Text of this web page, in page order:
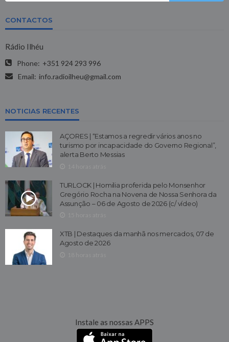
CONTACTOS
Rádio Ilhéu
Phone: +351 924 293 996
Email: info.radioilheu@gmail.com
NOTICIAS RECENTES
AÇORES | “Estamos a regredir vários anos no
turismo por incapacidade do Governo Regional”,
alerta Berto Messias
TURLOCK | Homilia proferida pelo Monsenhor
Gregório Rocha na Novena de Nossa Senhora da
Assunção – 06 de Agosto de 2026 (c/ vídeo)
XTB | Destaques da manhã nos mercados, 07 de
Agosto de 2026
Instale as nossas APPS